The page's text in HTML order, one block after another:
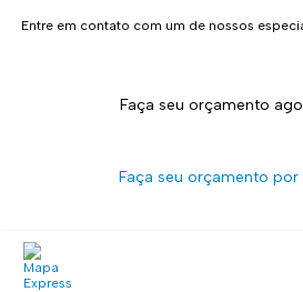
Entre em contato com um de nossos
Faça seu orçamento
Faça seu orçamento por